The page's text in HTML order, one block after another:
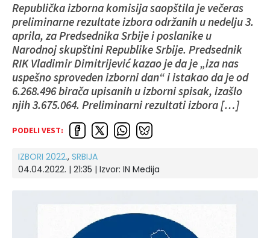
Republička izborna komisija saopštila je večeras
preliminarne rezultate izbora održanih u nedelju 3.
aprila, za Predsednika Srbije i poslanike u
Narodnoj skupštini Republike Srbije. Predsednik
RIK Vladimir Dimitrijević kazao je da je „iza nas
uspešno sproveden izborni dan“ i istakao da je od
6.268.496 birača upisanih u izborni spisak, izašlo
njih 3.675.064. Preliminarni rezultati izbora […]
PODELI VEST:
IZBORI 2022., SRBIJA
04.04.2022. | 21:35 | Izvor: IN Medija